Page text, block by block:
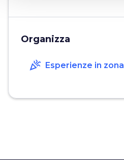
Organizza
celebration Esperienze in zona